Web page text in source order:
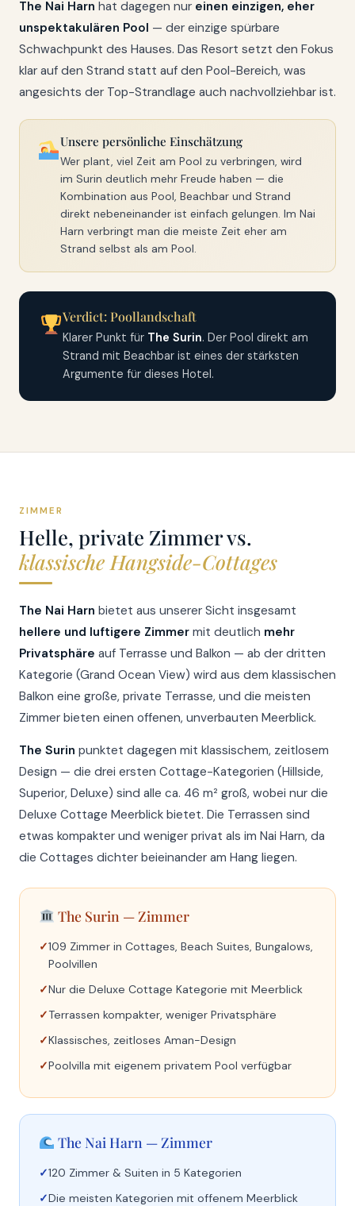
The Nai Harn hat dagegen nur einen einzigen, eher
unspektakulären Pool — der einzige spürbare
Schwachpunkt des Hauses. Das Resort setzt den Fokus
klar auf den Strand statt auf den Pool-Bereich, was
angesichts der Top-Strandlage auch nachvollziehbar ist.
Unsere persönliche Einschätzung
Wer plant, viel Zeit am Pool zu verbringen, wird
im Surin deutlich mehr Freude haben — die
Kombination aus Pool, Beachbar und Strand
direkt nebeneinander ist einfach gelungen. Im Nai
Harn verbringt man die meiste Zeit eher am
Strand selbst als am Pool.
Verdict: Poollandschaft
Klarer Punkt für The Surin. Der Pool direkt am
Strand mit Beachbar ist eines der stärksten
Argumente für dieses Hotel.
ZIMMER
Helle, private Zimmer vs.
klassische Hangside-Cottages
The Nai Harn bietet aus unserer Sicht insgesamt
hellere und luftigere Zimmer mit deutlich mehr
Privatsphäre auf Terrasse und Balkon — ab der dritten
Kategorie (Grand Ocean View) wird aus dem klassischen
Balkon eine große, private Terrasse, und die meisten
Zimmer bieten einen offenen, unverbauten Meerblick.
The Surin punktet dagegen mit klassischem, zeitlosem
Design — die drei ersten Cottage-Kategorien (Hillside,
Superior, Deluxe) sind alle ca. 46 m² groß, wobei nur die
Deluxe Cottage Meerblick bietet. Die Terrassen sind
etwas kompakter und weniger privat als im Nai Harn, da
die Cottages dichter beieinander am Hang liegen.
The Surin — Zimmer
109 Zimmer in Cottages, Beach Suites, Bungalows,
Poolvillen
Nur die Deluxe Cottage Kategorie mit Meerblick
Terrassen kompakter, weniger Privatsphäre
Klassisches, zeitloses Aman-Design
Poolvilla mit eigenem privatem Pool verfügbar
The Nai Harn — Zimmer
120 Zimmer & Suiten in 5 Kategorien
Die meisten Kategorien mit offenem Meerblick